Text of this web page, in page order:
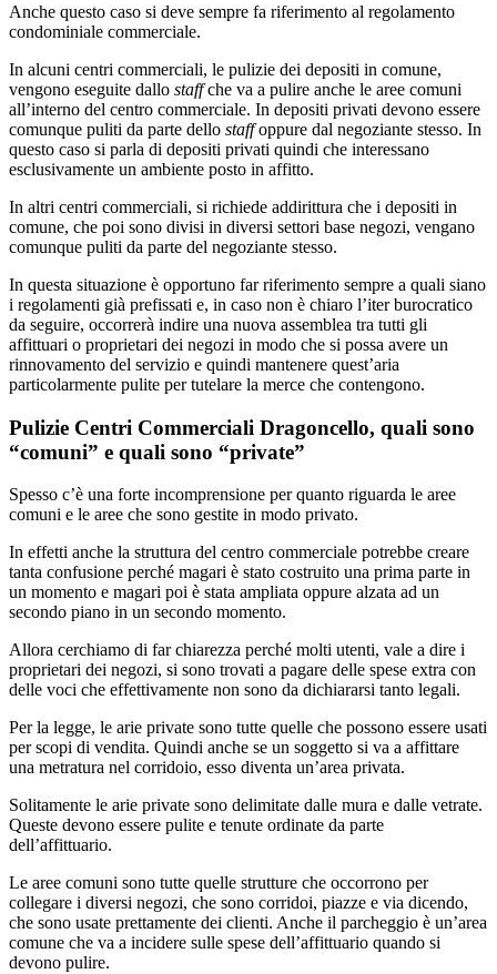
Anche questo caso si deve sempre fa riferimento al regolamento
condominiale commerciale.
In alcuni centri commerciali, le pulizie dei depositi in comune,
vengono eseguite dallo staffche va a pulire anche le aree comuni
all’interno del centro commerciale. In depositi privati devono essere
comunque puliti da parte dello staffoppure dal negoziante stesso. In
questo caso si parla di depositi privati quindi che interessano
esclusivamente un ambiente posto in affitto.
In altri centri commerciali, si richiede addirittura che i depositi in
comune, che poi sono divisi in diversi settori base negozi, vengano
comunque puliti da parte del negoziante stesso.
In questa situazione è opportuno far riferimento sempre a quali siano
i regolamenti già prefissati e, in caso non è chiaro l’iter burocratico
da seguire, occorrerà indire una nuova assemblea tra tutti gli
affittuari o proprietari dei negozi in modo che si possa avere un
rinnovamento del servizio e quindi mantenere quest’aria
particolarmente pulite per tutelare la merce che contengono.
Pulizie Centri Commerciali Dragoncello, quali sono
“comuni” e quali sono “private”
Spesso c’è una forte incomprensione per quanto riguarda le aree
comuni e le aree che sono gestite in modo privato.
In effetti anche la struttura del centro commerciale potrebbe creare
tanta confusione perché magari è stato costruito una prima parte in
un momento e magari poi è stata ampliata oppure alzata ad un
secondo piano in un secondo momento.
Allora cerchiamo di far chiarezza perché molti utenti, vale a dire i
proprietari dei negozi, si sono trovati a pagare delle spese extra con
delle voci che effettivamente non sono da dichiararsi tanto legali.
Per la legge, le arie private sono tutte quelle che possono essere usati
per scopi di vendita. Quindi anche se un soggetto si va a affittare
una metratura nel corridoio, esso diventa un’area privata.
Solitamente le arie private sono delimitate dalle mura e dalle vetrate.
Queste devono essere pulite e tenute ordinate da parte
dell’affittuario.
Le aree comuni sono tutte quelle strutture che occorrono per
collegare i diversi negozi, che sono corridoi, piazze e via dicendo,
che sono usate prettamente dei clienti. Anche il parcheggio è un’area
comune che va a incidere sulle spese dell’affittuario quando si
devono pulire.